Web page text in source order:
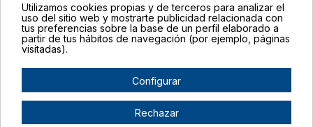
Detalles del producto
Completa las unidades por color, el botón para mandar tu pedido al
carrito lo encontrarás al final de la tabla.
Utilizamos cookies propias y de terceros para analizar el
uso del sitio web y mostrarte publicidad relacionada con
tus preferencias sobre la base de un perfil elaborado a
partir de tus hábitos de navegación (por ejemplo, páginas
visitadas).
Configurar
Rechazar